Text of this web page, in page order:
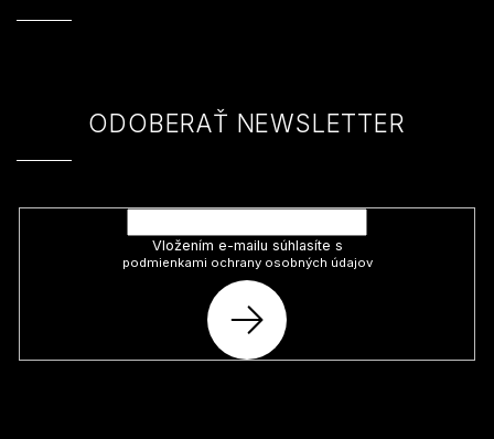
ODOBERAŤ NEWSLETTER
Vložením e-mailu súhlasíte s
podmienkami ochrany osobných údajov
PRIHLÁSIŤ
SA